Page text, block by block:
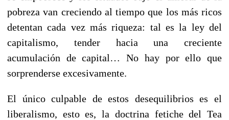
pobreza van creciendo al tiempo que los más ricos
detentan cada vez más riqueza: tal es la ley del
capitalismo, tender hacia una creciente
acumulación de capital… No hay por ello que
sorprenderse excesivamente.
El único culpable de estos desequilibrios es el
liberalismo, esto es, la doctrina fetiche del Tea